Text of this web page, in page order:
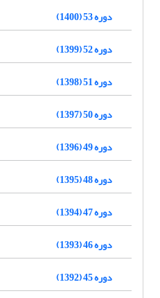
دوره 53 (1400)
دوره 52 (1399)
دوره 51 (1398)
دوره 50 (1397)
دوره 49 (1396)
دوره 48 (1395)
دوره 47 (1394)
دوره 46 (1393)
دوره 45 (1392)